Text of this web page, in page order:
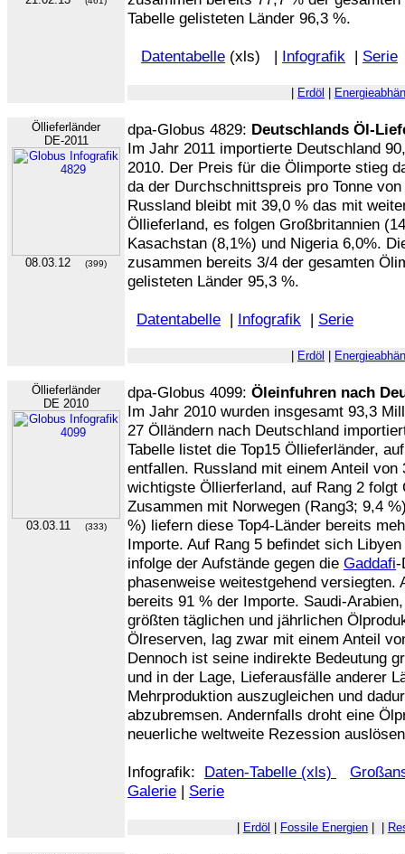
Tabelle gelisteten Länder 96,3 %.
Datentabelle (xls) | Infografik | Serie
Erdöl
Öllieferländer
DE-2011
08.03.12 (399)
dpa-Globus 4829: Deutschlands Öl-
Im Jahr 2011 importierte Deutschland
2010. Der Preis für die Ölimporte stieg
da der Durchschnittspreis pro Tonne
Russland bleibt mit 39,0 % das mit
Öllieferland, es folgen Großbritannien
Kasachstan (8,1%) und Nigeria 6,0%.
zusammen bereits 3/4 der gesamten
gelisteten Länder 95,3 %.
Datentabelle | Infografik | Serie
Erdöl
Öllieferländer
DE 2010
03.03.11 (333)
dpa-Globus 4099: Öleinfuhren nach
Im Jahr 2010 wurden insgesamt 93,3
27 Ölländern nach Deutschland
Tabelle listet die Top15 Öllieferländer,
entfallen. Russland mit einem Anteil
wichtigste Öllierferland, auf Rang 2
Zusammen mit Norwegen (Rang3; 9,4
%) liefern diese Top4-Länder bereits
Importe. Auf Rang 5 befindet sich
infolge der Aufstände gegen die Gaddafi-
phasenweise weitestgehend versiegten.
bereits 91 % der Importe. Saudi-
größten täglichen und jährlichen
Ölreserven, lag zwar mit einem Anteil
Dennoch ist seine indirekte Bedeutung
und in der Lage, Lieferausfälle anderer
Mehrproduktion auszugleichen und
abzubremsen. Andernfalls droht eine
neuerliche weltweite Rezession
Infografik: Daten-Tabelle (xls)
Galerie | Serie
Erdöl Fossile Energien